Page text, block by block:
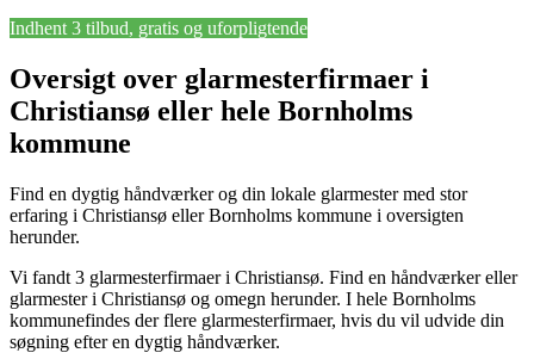
Indhent 3 tilbud, gratis og uforpligtende
Oversigt over glarmesterfirmaer i
Christiansø eller hele Bornholms
kommune
Find en dygtig håndværker og din lokale glarmester med stor
erfaring i Christiansø eller Bornholms kommune i oversigten
herunder.
Vi fandt 3 glarmesterfirmaer i Christiansø. Find en håndværker eller
glarmester i Christiansø og omegn herunder. I hele Bornholms
kommunefindes der flere glarmesterfirmaer, hvis du vil udvide din
søgning efter en dygtig håndværker.